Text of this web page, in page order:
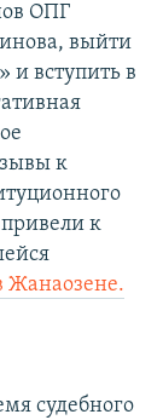
ОПГ
выйти
и вступить в
к
к
Жанаозене.
судебного